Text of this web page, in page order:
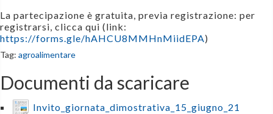
La partecipazione è gratuita, previa registrazione: per
registrarsi, clicca qui (link:
https://forms.gle/hAHCU8MMHnMiidEPA)
Tag: agroalimentare
Documenti da scaricare
Invito_giornata_dimostrativa_15_giugno_21